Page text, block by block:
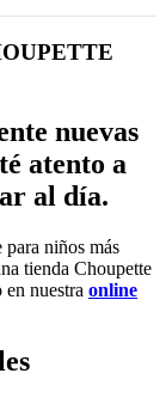
nuevas
atento a
al día.
niños más
tienda Choupette
nuestra online